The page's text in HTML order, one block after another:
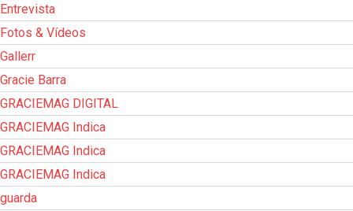
Entrevista
Fotos & Vídeos
Gallerr
Gracie Barra
GRACIEMAG DIGITAL
GRACIEMAG Indica
GRACIEMAG Indica
GRACIEMAG Indica
guarda